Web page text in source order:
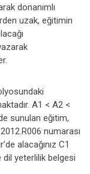
donanımlı
uzak, eğitimin
A1 < A2 <
sunulan eğitim,
numarası
alacağınız C1
dil yeterlilik belgesi